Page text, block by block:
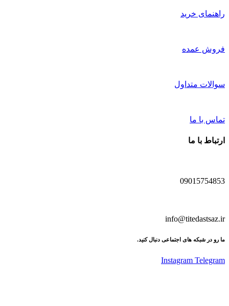
راهنمای خرید
فروش عمده
سوالات متداول
تماس با ما
ارتباط با ما
09015754853
info@titedastsaz.ir
ما رو در شبکه های اجتماعی دنبال کنید.
Instagram Telegram